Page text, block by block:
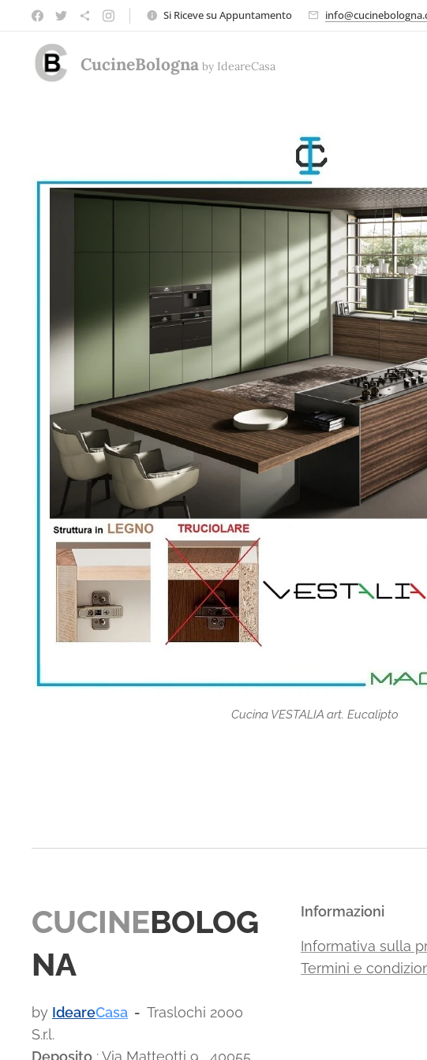
Si Riceve su Appuntamento
CucineBologna by IdeareCasa
Cucina VESTALIA art. Eucalipto
CUCINEBOLOG
NA
by IdeareCasa - Traslochi 2000
S.r.l.
Deposito : Via Matteotti 9, 40055
Informazioni
Informativa sulla
Termini e